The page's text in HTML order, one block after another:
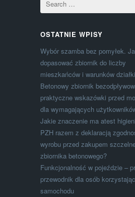
OSTATNIE WPISY
Wybór szamba bez pomyłek.
dopasować zbiornik do liczby
mieszkańców i warunków
Betonowy zbiornik
praktyczne wskazówki przed
dla wymagających
Jakie znaczenie ma atest
PZH razem z deklaracją
wyrobu przed zakupem
zbiornika betonowego?
Funkcjonalność w pojeździe –
przewodnik dla osób
samochodu